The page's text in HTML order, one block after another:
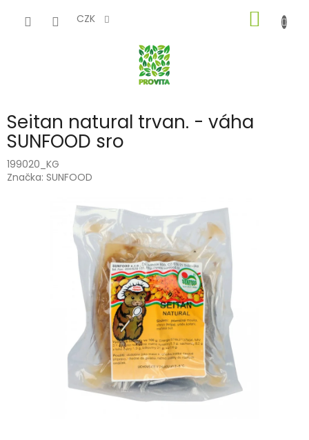
CZK
KOŠÍK
Seitan natural trvan. - váha
SUNFOOD sro
199020_KG
Značka: SUNFOOD